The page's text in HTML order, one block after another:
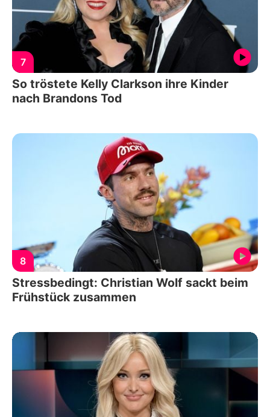
7
So tröstete Kelly Clarkson ihre Kinder
nach Brandons Tod
8
Stressbedingt: Christian Wolf sackt beim
Frühstück zusammen